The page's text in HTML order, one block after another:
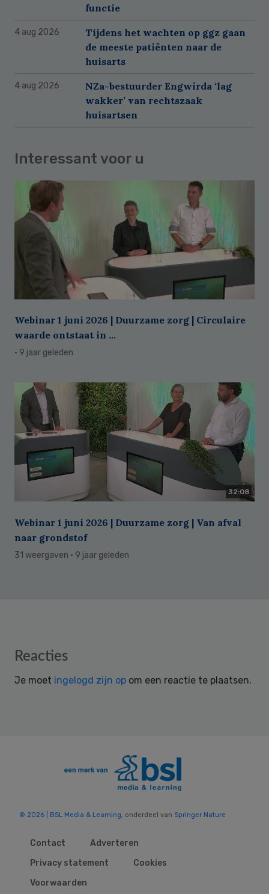
functie
4 aug 2026
Tijdens het wachten op ggz gaan
de meeste patiënten naar de
huisarts
4 aug 2026
NZa-bestuurder Engwirda ‘lag
wakker’ van rechtszaak
huisartsen
Interessant voor u
Webinar 1 juni 2026 | Duurzame zorg | Circulaire
waarde ontstaat in ...
· 9 jaar geleden
32:08
Webinar 1 juni 2026 | Duurzame zorg | Van afval
naar grondstof
31 weergaven · 9 jaar geleden
Reader
Reacties
Je moet ingelogd zijn op om een reactie te plaatsen.
© 2026 | BSL Media & Learning, onderdeel van Springer Nature
Contact
Adverteren
Privacy statement
Cookies
Voorwaarden